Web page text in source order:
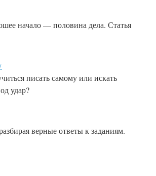
начало — половина дела. Статья
писать самому или искать
удар?
верные ответы к заданиям.